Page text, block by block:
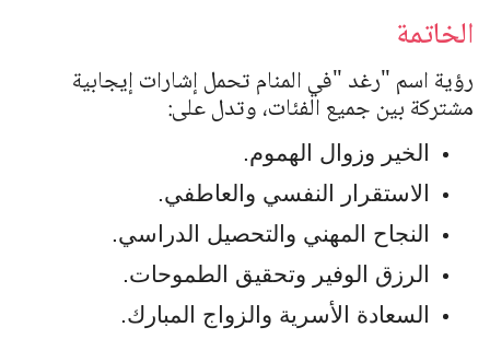
الخاتمة
رؤية اسم"رغد"في المنام تحمل إشارات إيجابية
مشتركة بين جميع الفئات، وتدل على:
الخير وزوال الهموم.
الاستقرار النفسي والعاطفي.
النجاح المهني والتحصيل الدراسي.
الرزق الوفير وتحقيق الطموحات.
السعادة الأسرية والزواج المبارك.